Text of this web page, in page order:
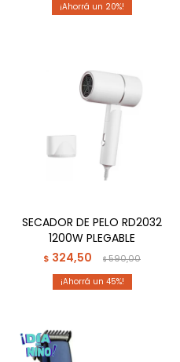
20
SECADOR DE PELO RD2032
1200W PLEGABLE
$ 324,50 $590,00
45